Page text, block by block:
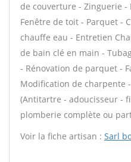
de couverture - Zinguerie -
Fenêtre de toit - Parquet -
chauffe eau - Entretien
de bain clé en main -
- Rénovation de parquet -
Modification de charpente
(Antitartre - adoucisseur -
plomberie complète ou
Voir la fiche artisan : Sarl